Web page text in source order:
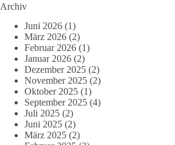
Archiv
Juni 2026 (1)
März 2026 (2)
Februar 2026 (1)
Januar 2026 (2)
Dezember 2025 (2)
November 2025 (2)
Oktober 2025 (1)
September 2025 (4)
Juli 2025 (2)
Juni 2025 (2)
März 2025 (2)